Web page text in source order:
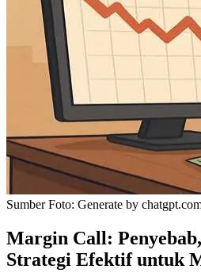
Sumber Foto: Generate by
Margin Call:
Strategi Efektif untuk